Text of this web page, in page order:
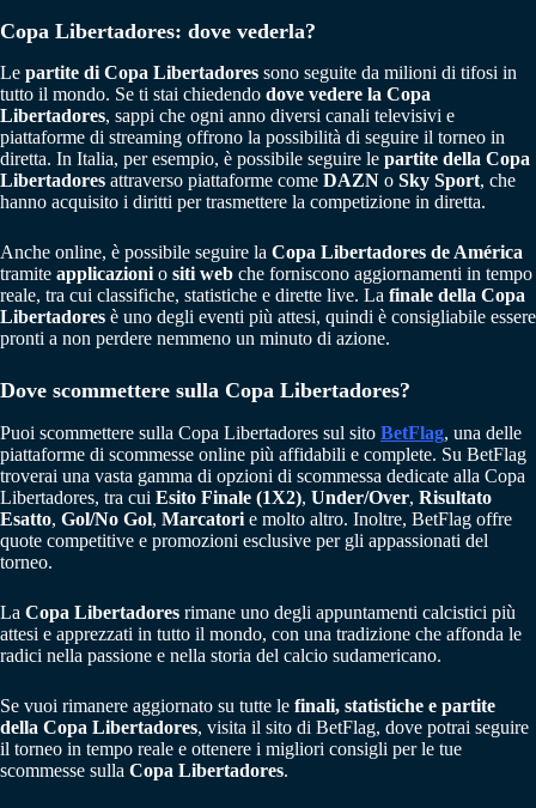
Copa Libertadores: dove vederla?
Le partite di Copa Libertadores sono seguite da milioni di tifosi in
tutto il mondo. Se ti stai chiedendo dove vedere la Copa
Libertadores, sappi che ogni anno diversi canali televisivi e
piattaforme di streaming offrono la possibilità di seguire il torneo in
diretta. In Italia, per esempio, è possibile seguire le partite della Copa
Libertadores attraverso piattaforme come DAZN o Sky Sport, che
hanno acquisito i diritti per trasmettere la competizione in diretta.
Anche online, è possibile seguire la Copa Libertadores de América
tramite applicazioni o siti web che forniscono aggiornamenti in tempo
reale, tra cui classifiche, statistiche e dirette live. La finale della Copa
Libertadores è uno degli eventi più attesi, quindi è consigliabile essere
pronti a non perdere nemmeno un minuto di azione.
Dove scommettere sulla Copa Libertadores?
Puoi scommettere sulla Copa Libertadores sul sito BetFlag, una delle
piattaforme di scommesse online più affidabili e complete. Su BetFlag
troverai una vasta gamma di opzioni di scommessa dedicate alla Copa
Libertadores, tra cui Esito Finale (1X2), Under/Over, Risultato
Esatto, Gol/No Gol, Marcatori e molto altro. Inoltre, BetFlag offre
quote competitive e promozioni esclusive per gli appassionati del
torneo.
La Copa Libertadores rimane uno degli appuntamenti calcistici più
attesi e apprezzati in tutto il mondo, con una tradizione che affonda le
radici nella passione e nella storia del calcio sudamericano.
Se vuoi rimanere aggiornato su tutte le finali, statistiche e partite
della Copa Libertadores, visita il sito di BetFlag, dove potrai seguire
il torneo in tempo reale e ottenere i migliori consigli per le tue
scommesse sulla Copa Libertadores.